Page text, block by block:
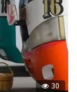
30